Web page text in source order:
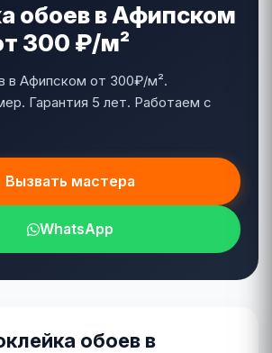
обоев в Афипском
300 ₽/м²
в Афипском от 300₽/м².
Гарантия 5 лет. Работаем с
Вызвать мастера
WhatsApp
обоев в